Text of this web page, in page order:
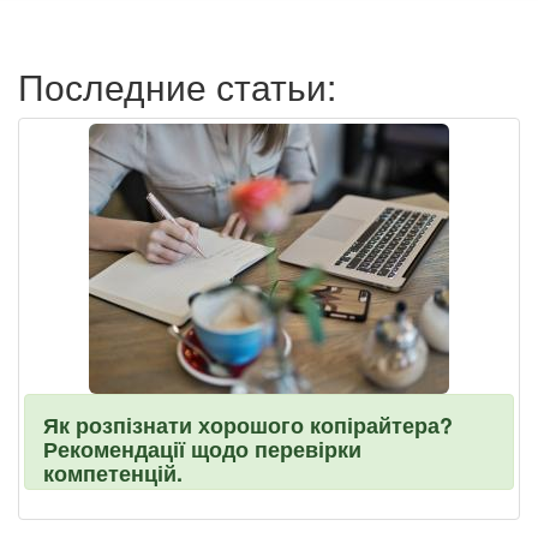
Последние статьи:
Як розпізнати хорошого копірайтера?
Рекомендації щодо перевірки
компетенцій.